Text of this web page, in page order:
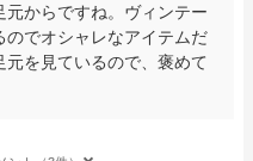
からですね。ヴィンテー
のでオシャレなアイテムだ
を見ているので、褒めて